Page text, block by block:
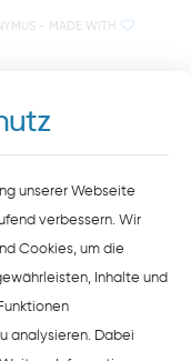
- MADE WITH
unserer Webseite
verbessern. Wir
Cookies, um die
Inhalte und
analysieren. Dabei